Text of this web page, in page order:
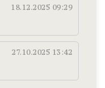
18.12.2025 09:29
27.10.2025 13:42